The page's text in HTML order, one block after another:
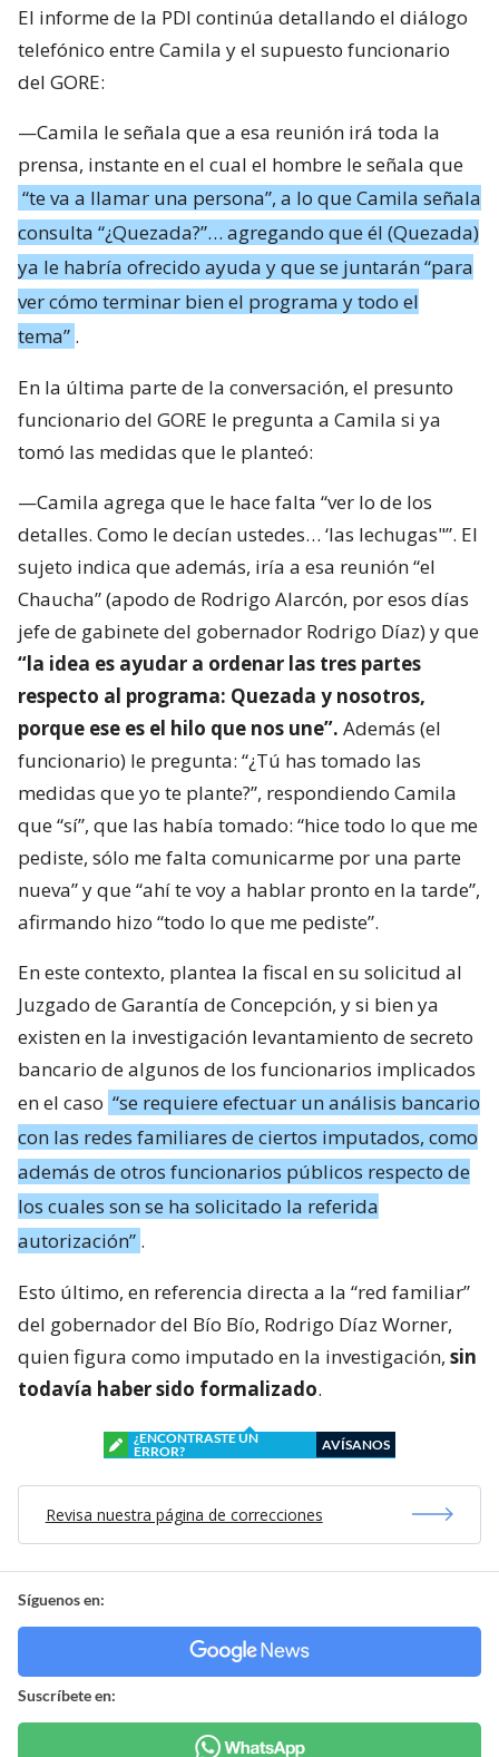
El informe de la PDI continúa detallando el diálogo
telefónico entre Camila y el supuesto funcionario
del GORE:
—Camila le señala que a esa reunión irá toda la
prensa, instante en el cual el hombre le señala que
“te va a llamar una persona”, a lo que Camila señala
consulta “¿Quezada?”… agregando que él (Quezada)
ya le habría ofrecido ayuda y que se juntarán “para
ver cómo terminar bien el programa y todo el
tema” .
En la última parte de la conversación, el presunto
funcionario del GORE le pregunta a Camila si ya
tomó las medidas que le planteó:
—Camila agrega que le hace falta “ver lo de los
detalles. Como le decían ustedes… ‘las lechugas"”. El
sujeto indica que además, iría a esa reunión “el
Chaucha” (apodo de Rodrigo Alarcón, por esos días
jefe de gabinete del gobernador Rodrigo Díaz) y que
“la idea es ayudar a ordenar las tres partes
respecto al programa: Quezada y nosotros,
porque ese es el hilo que nos une”. Además (el
funcionario) le pregunta: “¿Tú has tomado las
medidas que yo te plante?”, respondiendo Camila
que “sí”, que las había tomado: “hice todo lo que me
pediste, sólo me falta comunicarme por una parte
nueva” y que “ahí te voy a hablar pronto en la tarde”,
afirmando hizo “todo lo que me pediste”.
En este contexto, plantea la fiscal en su solicitud al
Juzgado de Garantía de Concepción, y si bien ya
existen en la investigación levantamiento de secreto
bancario de algunos de los funcionarios implicados
en el caso “se requiere efectuar un análisis bancario
con las redes familiares de ciertos imputados, como
además de otros funcionarios públicos respecto de
los cuales son se ha solicitado la referida
autorización” .
Esto último, en referencia directa a la “red familiar”
del gobernador del Bío Bío, Rodrigo Díaz Worner,
quien figura como imputado en la investigación, sin
todavía haber sido formalizado.
¿ENCONTRASTE UN
ERROR?
AVÍSANOS
Revisa nuestra página de correcciones
Síguenos en:
Suscríbete en: